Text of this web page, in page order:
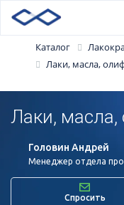
Каталог
Лаки, масла,
Лаки, масла,
Головин Андрей
Менеджер отдела
Спросить